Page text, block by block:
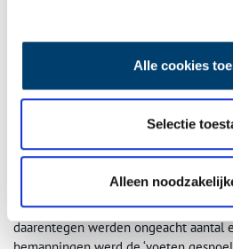
Alle cookies
Selectie
Alleen
voeren wachtte het lot om in handen van
wanneer er losgeld werd betaald, konden zij
Een fataal Hoorns onderonsje
Van Dirkie de Veenboer is bekend dat
bemanningen zo veel mogelijk met
daarentegen werden ongeacht aantal